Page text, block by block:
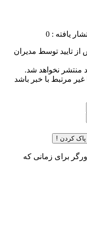
یافته : 0
تایید توسط مدیران
منتشر نخواهد شد.
مرتبط با خبر باشد
پاک کردن !
برای زمانی که